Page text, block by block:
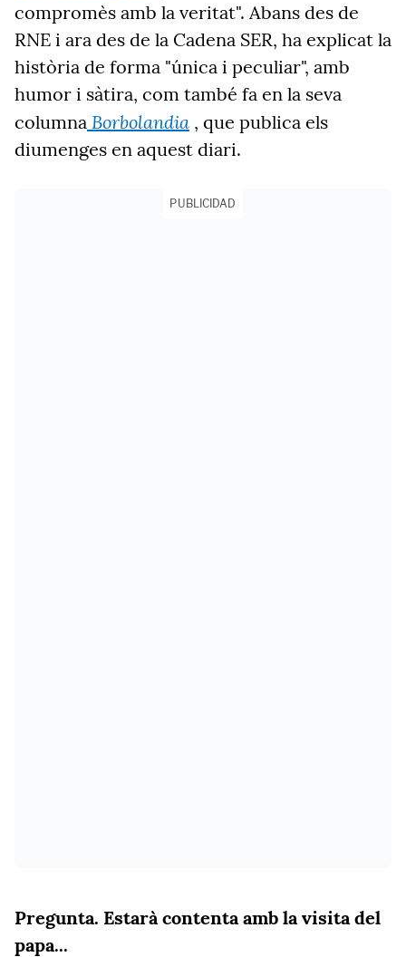
compromès amb la veritat". Abans des de
RNE i ara des de la Cadena SER, ha explicat la
història de forma "única i peculiar", amb
humor i sàtira, com també fa en la seva
columna Borbolandia , que publica els
diumenges en aquest diari.
PUBLICIDAD
Pregunta. Estarà contenta amb la visita del
papa...